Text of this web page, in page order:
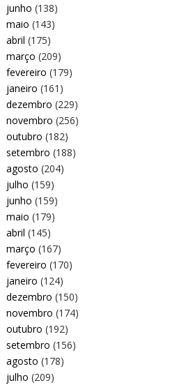
junho (138)
maio (143)
abril (175)
março (209)
fevereiro (179)
janeiro (161)
dezembro (229)
novembro (256)
outubro (182)
setembro (188)
agosto (204)
julho (159)
junho (159)
maio (179)
abril (145)
março (167)
fevereiro (170)
janeiro (124)
dezembro (150)
novembro (174)
outubro (192)
setembro (156)
agosto (178)
julho (209)